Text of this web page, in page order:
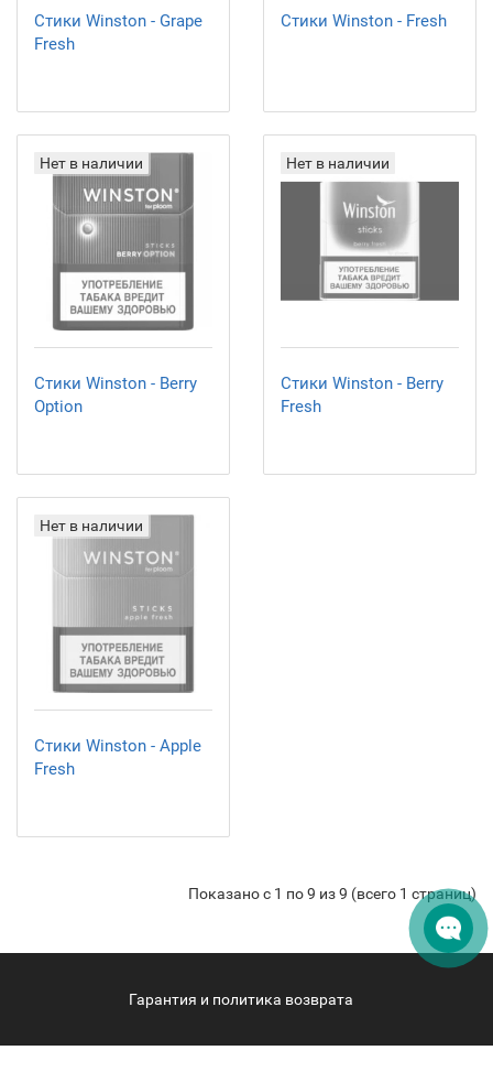
Стики Winston - Grape
Fresh
Стики Winston - Fresh
Нет в наличии
Стики Winston - Berry
Option
Нет в наличии
Стики Winston - Berry
Fresh
Нет в наличии
Стики Winston - Apple
Fresh
Показано с 1 по 9 из 9 (всего 1 страниц)
Гарантия и политика возврата